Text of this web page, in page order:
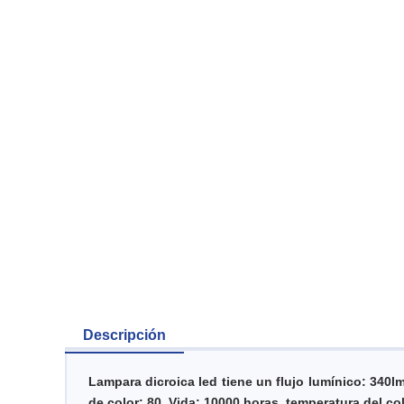
Descripción
Lampara dicroica led tiene un flujo lumínico: